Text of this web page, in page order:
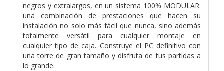
negros y extralargos, en un sistema 100% MODULAR:
una combinación de prestaciones que hacen su
instalación no solo más fácil que nunca, sino además
totalmente versátil para cualquier montaje en
cualquier tipo de caja. Construye el PC definitivo con
una torre de gran tamaño y disfruta de tus partidas a
lo grande.